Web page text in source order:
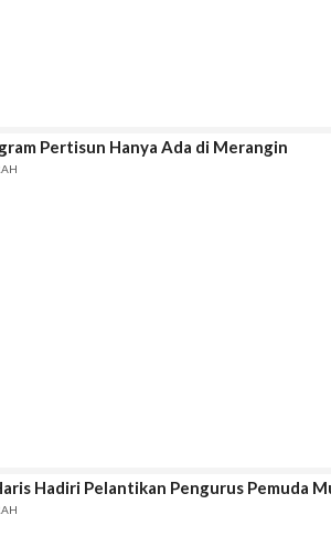
Pertisun Hanya Ada di Merangin
Hadiri Pelantikan Pengurus Pemuda